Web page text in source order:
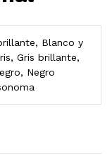
Blanco y
Gris brillante,
Negro